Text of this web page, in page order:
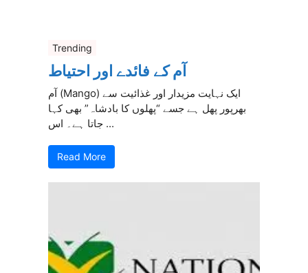
Trending
آم کے فائدے اور احتیاط
آم (Mango) ایک نہایت مزیدار اور غذائیت سے
بھرپور پھل ہے جسے “پھلوں کا بادشاہ” بھی کہا
جاتا ہے۔ اس ...
Read More